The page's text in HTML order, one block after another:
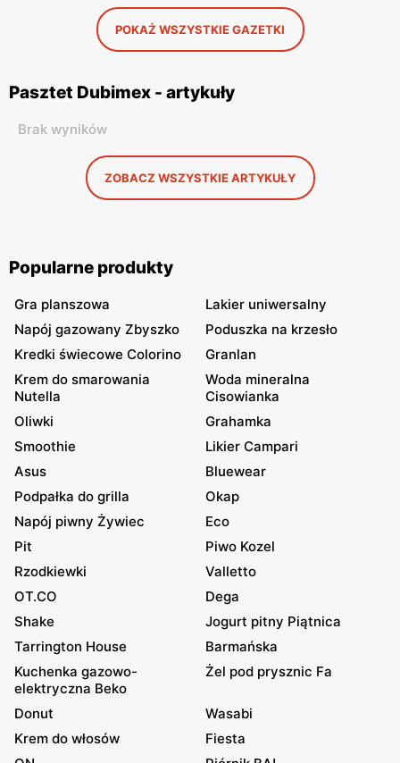
POKAŻ WSZYSTKIE GAZETKI
Pasztet Dubimex - artykuły
Brak wyników
ZOBACZ WSZYSTKIE ARTYKUŁY
Popularne produkty
Gra planszowa
Lakier uniwersalny
Napój gazowany Zbyszko
Poduszka na krzesło
Kredki świecowe Colorino
Granlan
Krem do smarowania
Nutella
Woda mineralna
Cisowianka
Oliwki
Grahamka
Smoothie
Likier Campari
Asus
Bluewear
Podpałka do grilla
Okap
Napój piwny Żywiec
Eco
Pit
Piwo Kozel
Rzodkiewki
Valletto
OT.CO
Dega
Shake
Jogurt pitny Piątnica
Tarrington House
Barmańska
Kuchenka gazowo-
elektryczna Beko
Żel pod prysznic Fa
Donut
Wasabi
Krem do włosów
Fiesta